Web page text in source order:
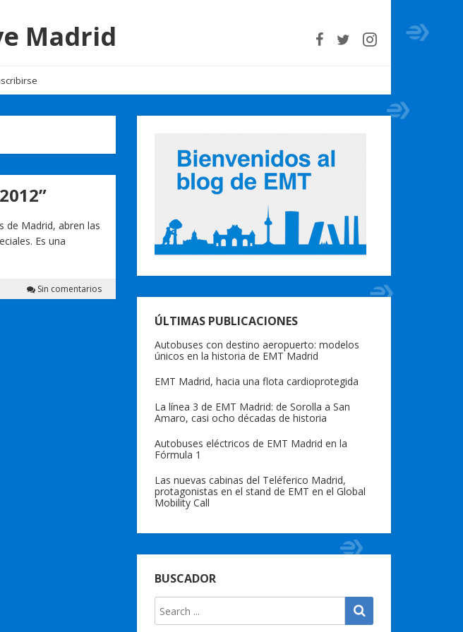
Madrid
de Madrid, abren las
Es una
Sin comentarios
ÚLTIMAS PUBLICACIONES
Autobuses con destino aeropuerto: modelos
únicos en la historia de EMT Madrid
EMT Madrid, hacia una flota cardioprotegida
La línea 3 de EMT Madrid: de Sorolla a San
Amaro, casi ocho décadas de historia
Autobuses eléctricos de EMT Madrid en la
Fórmula 1
Las nuevas cabinas del Teléferico Madrid,
protagonistas en el stand de EMT en el Global
Mobility Call
BUSCADOR